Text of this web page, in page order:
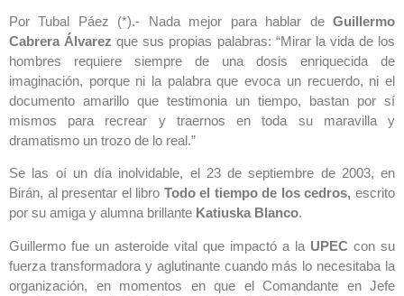
Por Tubal Páez (*).- Nada mejor para hablar de Guillermo
Cabrera Álvarez que sus propias palabras: “Mirar la vida de los
hombres requiere siempre de una dosis enriquecida de
imaginación, porque ni la palabra que evoca un recuerdo, ni el
documento amarillo que testimonia un tiempo, bastan por sí
mismos para recrear y traernos en toda su maravilla y
dramatismo un trozo de lo real.”
Se las oí un día inolvidable, el 23 de septiembre de 2003, en
Birán, al presentar el libro Todo el tiempo de los cedros, escrito
por su amiga y alumna brillante Katiuska Blanco.
Guillermo fue un asteroide vital que impactó a la UPEC con su
fuerza transformadora y aglutinante cuando más lo necesitaba la
organización, en momentos en que el Comandante en Jefe